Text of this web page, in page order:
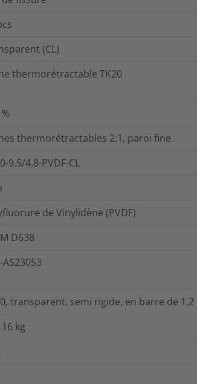
(CL)
thermorétractable TK20
%
thermorétractables 2:1, paroi fine
9.5/4.8-PVDF-CL
de Vinylidène (PVDF)
D638
AS23053
transparent, semi rigide, en barre de 1,2
kg